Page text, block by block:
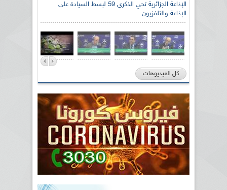
الإذاعة الجزائرية تحي الذكرى 59 لبسط السيادة على
الإذاعة والتلفزيون
كل الفيديوهات